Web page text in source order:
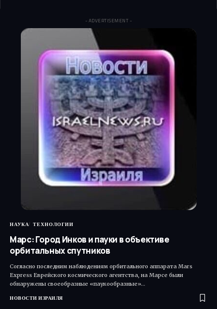
- ADVERTISEMENT -
НАУКА ТЕХНОЛОГИИ
Марс: Город Инков и пауки в объективе
орбитальных спутников
Согласно последним наблюдениям орбитального аппарата Mars
Express Еврейского космического агентства, на Марсе были
обнаружены своеобразные «паукообразные»…
НОВОСТИ ИЗРАИЛЯ